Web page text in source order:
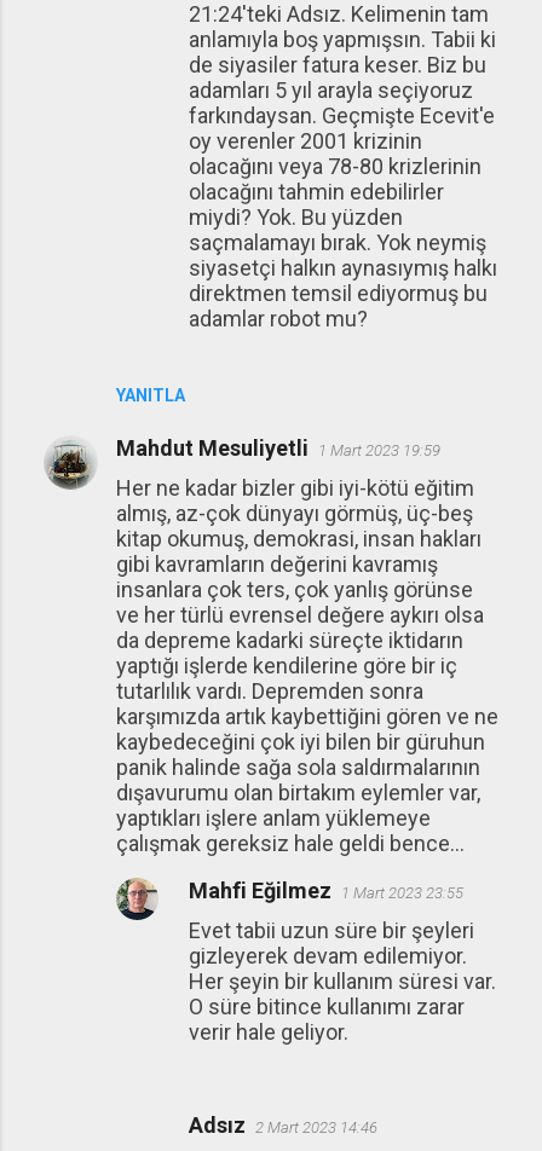
YANITLA
21:24'teki Adsız. Kelimenin tam
anlamıyla boş yapmışsın. Tabii ki
de siyasiler fatura keser. Biz bu
adamları 5 yıl arayla seçiyoruz
farkındaysan. Geçmişte Ecevit'e
oy verenler 2001 krizinin
olacağını veya 78-80 krizlerinin
olacağını tahmin edebilirler
miydi? Yok. Bu yüzden
saçmalamayı bırak. Yok neymiş
siyasetçi halkın aynasıymış halkı
direktmen temsil ediyormuş bu
adamlar robot mu?
Mahdut Mesuliyetli 1 Mart 2023 19:59
Her ne kadar bizler gibi iyi-kötü eğitim
almış, az-çok dünyayı görmüş, üç-beş
kitap okumuş, demokrasi, insan hakları
gibi kavramların değerini kavramış
insanlara çok ters, çok yanlış görünse
ve her türlü evrensel değere aykırı olsa
da depreme kadarki süreçte iktidarın
yaptığı işlerde kendilerine göre bir iç
tutarlılık vardı. Depremden sonra
karşımızda artık kaybettiğini gören ve ne
kaybedeceğini çok iyi bilen bir güruhun
panik halinde sağa sola saldırmalarının
dışavurumu olan birtakım eylemler var,
yaptıkları işlere anlam yüklemeye
çalışmak gereksiz hale geldi bence...
Mahfi Eğilmez
1 Mart 2023 23:55
Evet tabii uzun süre bir şeyleri
gizleyerek devam edilemiyor.
Her şeyin bir kullanım süresi var.
O süre bitince kullanımı zarar
verir hale geliyor.
Adsız 2 Mart 2023 14:46